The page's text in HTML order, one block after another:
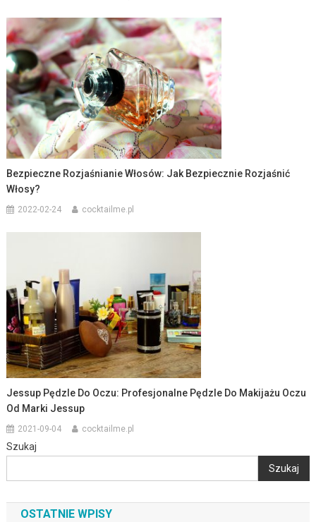
Bezpieczne Rozjaśnianie Włosów: Jak Bezpiecznie Rozjaśnić
Włosy?
2022-02-24 cocktailme.pl
Jessup Pędzle Do Oczu: Profesjonalne Pędzle Do Makijażu Oczu
Od Marki Jessup
2021-09-04 cocktailme.pl
Szukaj
Szukaj
OSTATNIE WPISY